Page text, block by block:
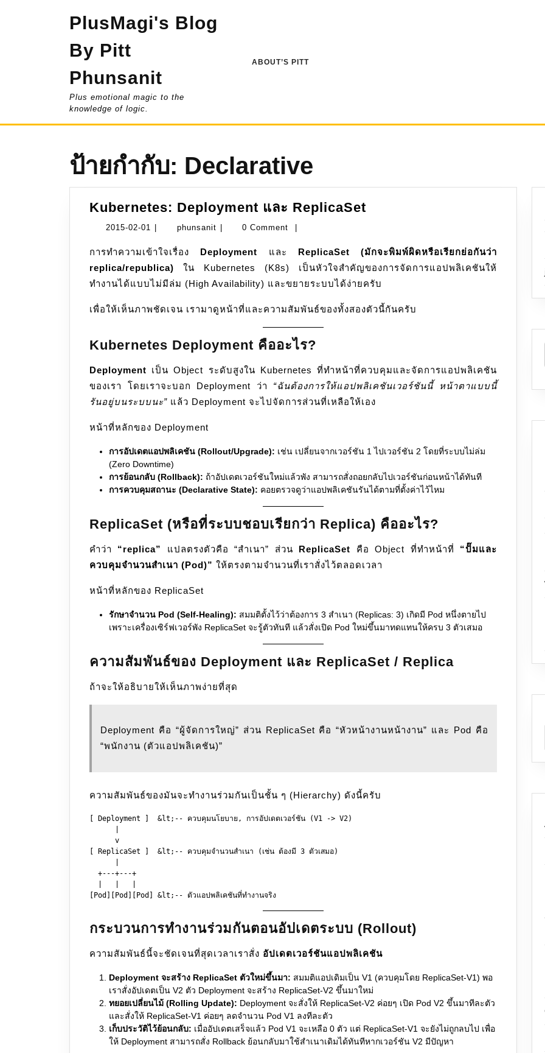
PlusMagi's Blog
By Pitt
Phunsanit
Plus emotional magic to the
knowledge of logic.
ABOUT’S PITT
ป้ายกำกับ: Declarative
Kubernetes: Deployment และ ReplicaSet
ReplicaSet
2015-02-01 2015-
01
phunsanit phunsanit0 Comment
การทำความเข้าใจเรื่อง Deployment และ ReplicaSet (มักจะพิมพ์ผิดหรือเรียกย่อกันว่า
replica/republica) ใน Kubernetes (K8s) เป็นหัวใจสำคัญของการจัดการแอปพลิเคชันให้
ทำงานได้แบบไม่มีล่ม (High Availability) และขยายระบบได้ง่ายครับ
เพื่อให้เห็นภาพชัดเจน เรามาดูหน้าที่และความสัมพันธ์ของทั้งสองตัวนี้กันครับ
Kubernetes Deployment คืออะไร?
Deployment เป็น Object ระดับสูงใน Kubernetes ที่ทำหน้าที่ควบคุมและจัดการแอปพลิเคชัน
ของเรา โดยเราจะบอก Deployment ว่า “ฉันต้องการให้แอปพลิเคชันเวอร์ชันนี้ หน้าตาแบบนี้
รันอยู่บนระบบนะ” แล้ว Deployment จะไปจัดการส่วนที่เหลือให้เอง
หน้าที่หลักของ Deployment
การอัปเดตแอปพลิเคชัน (Rollout/Upgrade): เช่น เปลี่ยนจากเวอร์ชัน 1 ไปเวอร์ชัน 2 โดยที่ระบบไม่ล่ม
(Zero Downtime)
การย้อนกลับ (Rollback): ถ้าอัปเดตเวอร์ชันใหม่แล้วพัง สามารถสั่งถอยกลับไปเวอร์ชันก่อนหน้าได้ทันที
การควบคุมสถานะ (Declarative State): คอยตรวจดูว่าแอปพลิเคชันรันได้ตามที่ตั้งค่าไว้ไหม
ReplicaSet (หรือที่ระบบชอบเรียกว่า Replica) คืออะไร?
คำว่า “replica” แปลตรงตัวคือ “สําเนา” ส่วน ReplicaSet คือ Object ที่ทำหน้าที่ “ปั๊มและ
ควบคุมจำนวนสำเนา (Pod)” ให้ตรงตามจำนวนที่เราสั่งไว้ตลอดเวลา
หน้าที่หลักของ ReplicaSet
รักษาจำนวน Pod (Self-Healing): สมมติตั้งไว้ว่าต้องการ 3 สำเนา (Replicas: 3) เกิดมี Pod หนึ่งตายไป
เพราะเครื่องเซิร์ฟเวอร์พัง ReplicaSet จะรู้ตัวทันที แล้วสั่งเปิด Pod ใหม่ขึ้นมาทดแทนให้ครบ 3 ตัวเสมอ
ความสัมพันธ์ของ Deployment และ ReplicaSet / Replica
ถ้าจะให้อธิบายให้เห็นภาพง่ายที่สุด
Deployment คือ “ผู้จัดการใหญ่” ส่วน ReplicaSet คือ “หัวหน้างานหน้างาน” และ Pod คือ
“พนักงาน (ตัวแอปพลิเคชัน)”
ความสัมพันธ์ของมันจะทำงานร่วมกันเป็นชั้น ๆ (Hierarchy) ดังนี้ครับ
[ Deployment ]  &lt;-- ควบคุมนโยบาย, การอัปเดตเวอร์ชัน (V1 -> V2)
      v
[ ReplicaSet ]  &lt;-- ควบคุมจำนวนสำเนา (เช่น ต้องมี 3 ตัวเสมอ)
  +---+---+
กระบวนการทำงานร่วมกันตอนอัปเดตระบบ (Rollout)
ความสัมพันธ์นี้จะชัดเจนที่สุดเวลาเราสั่ง อัปเดตเวอร์ชันแอปพลิเคชัน
Deployment จะสร้าง ReplicaSet ตัวใหม่ขึ้นมา: สมมติแอปเดิมเป็น V1 (ควบคุมโดย ReplicaSet-V1) พอ
เราสั่งอัปเดตเป็น V2 ตัว Deployment จะสร้าง ReplicaSet-V2 ขึ้นมาใหม่
ทยอยเปลี่ยนไม้ (Rolling Update): Deployment จะสั่งให้ ReplicaSet-V2 ค่อยๆ เปิด Pod V2 ขึ้นมาทีละตัว
และสั่งให้ ReplicaSet-V1 ค่อยๆ ลดจำนวน Pod V1 ลงทีละตัว
เก็บประวัติไว้ย้อนกลับ: เมื่ออัปเดตเสร็จแล้ว Pod V1 จะเหลือ 0 ตัว แต่ ReplicaSet-V1 จะยังไม่ถูกลบไป เพื่อ
ให้ Deployment สามารถสั่ง Rollback ย้อนกลับมาใช้สำเนาเดิมได้ทันทีหากเวอร์ชัน V2 มีปัญหา